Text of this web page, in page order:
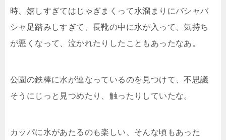
時、嬉しすぎてはじゃぎまくって水溜まりにバシャバ
シャ足踏みしすぎて、長靴の中に水が入って、気持ち
が悪くなって、泣かれたりしたこともあったなあ。
公園の鉄棒に水が連なっているのを見つけて、不思議
そうにじっと見つめたり、触ったりしていたな。
カッパに水があたるのも楽しい、そんな頃もあった